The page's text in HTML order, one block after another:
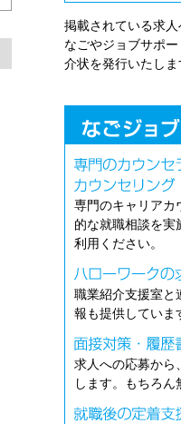
掲載されている求人
なごやジョブサポ
介状を発行いたしま
専門のキャリアカ
的な就職相談を実
利用ください。
職業紹介支援室と
報も提供していま
求人への応募から
します。もちろん